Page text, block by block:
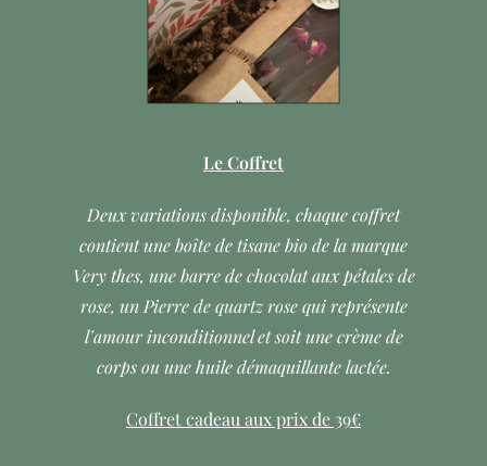
Le Coffret
Deux variations disponible, chaque coffret
contient une boîte de tisane bio de la marque
Very thes, une barre de chocolat aux pétales de
rose, un Pierre de quartz rose qui représente
l’amour inconditionnel et soit une crème de
corps ou une huile démaquillante lactée.
Coffret cadeau aux prix de 39€